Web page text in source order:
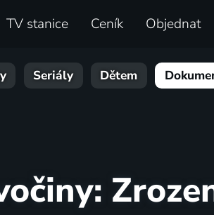
TV stanice Ceník Objednat
Seriály Dětem